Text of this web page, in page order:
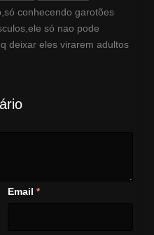
conhecendo garotões
só nao pode
deixar eles virarem adultos
Email *